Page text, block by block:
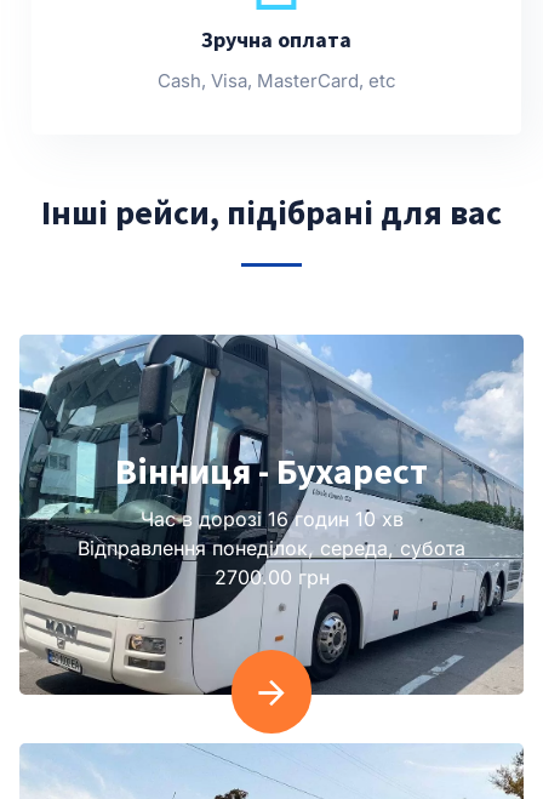
Зручна оплата
Cash, Visa, MasterCard, etc
Інші рейси, підібрані для вас
Вінниця - Бухарест
Час в дорозі 16 годин 10 хв
Відправлення понеділок, середа, субота
2700.00 грн